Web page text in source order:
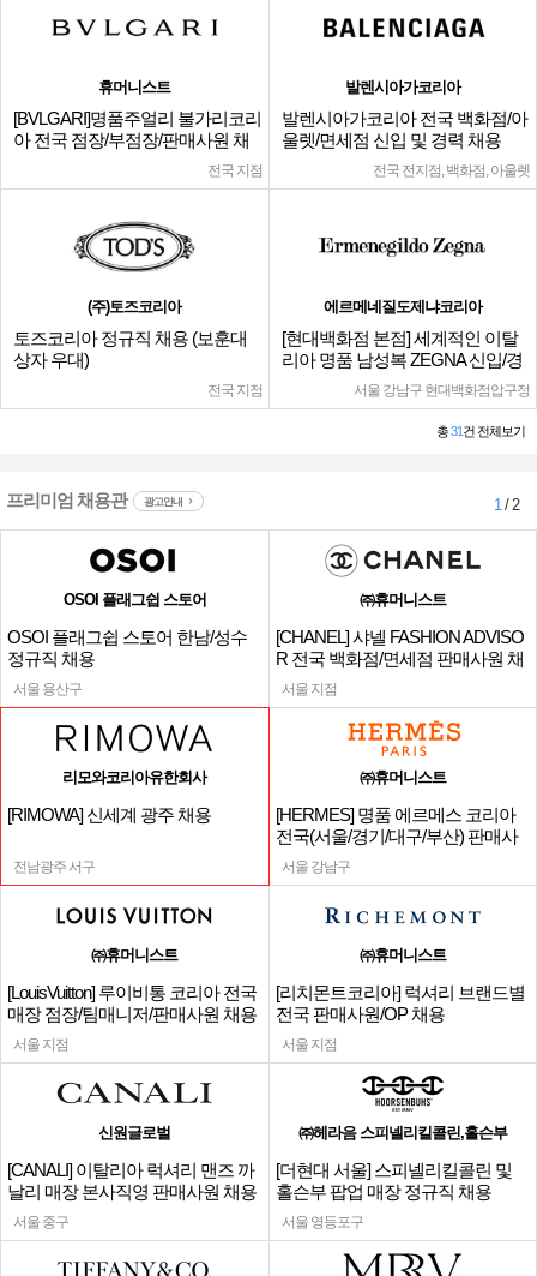
휴머니스트
[BVLGARI]명품주얼리 불가리코리
아 전국 점장/부점장/판매사원 채
전국 지점
발렌시아가코리아
발렌시아가코리아 전국 백화점/아
울렛/면세점 신입 및 경력 채용
전국 전지점, 백화점, 아울렛
(주)토즈코리아
토즈코리아 정규직 채용 (보훈대
상자 우대)
전국 지점
에르메네질도제냐코리아
[현대백화점 본점] 세계적인 이탈
리아 명품 남성복 ZEGNA 신입/경
서울 강남구 현대백화점압구정
총31건 전체보기
프리미엄 채용관 광고안내 1/ 2
OSOI 플래그쉽 스토어
OSOI 플래그쉽 스토어 한남/성수
정규직 채용
서울 용산구
㈜휴머니스트
[CHANEL] 샤넬 FASHION ADVISO
R 전국 백화점/면세점 판매사원 채
용
서울 지점
리모와코리아유한회사
[RIMOWA] 신세계 광주 채용
전남광주 서구
㈜휴머니스트
[HERMES] 명품 에르메스 코리아
전국(서울/경기/대구/부산) 판매사
원
서울 강남구
㈜휴머니스트
[LouisVuitton] 루이비통 코리아 전국
매장 점장/팀매니저/판매사원 채용
서울 지점
㈜휴머니스트
[리치몬트코리아] 럭셔리 브랜드별
전국 판매사원/OP 채용
서울 지점
신원글로벌
[CANALI] 이탈리아 럭셔리 맨즈 까
날리 매장 본사직영 판매사원 채용
서울 중구
㈜헤라음 스피넬리킬콜린,홀슨부
[더현대 서울] 스피넬리킬콜린 및
홀슨부 팝업 매장 정규직 채용
서울 영등포구